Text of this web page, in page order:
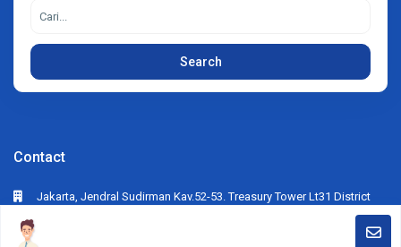
Search
Contact
Jakarta, Jendral Sudirman Kav.52-53. Treasury Tower Lt31 District
SCBD Lot28. Jakarta Selatan
+62812-6286-7878